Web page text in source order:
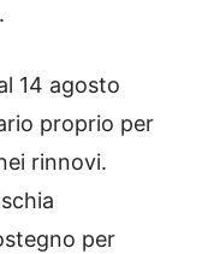
14 agosto
proprio per
rinnovi.
per